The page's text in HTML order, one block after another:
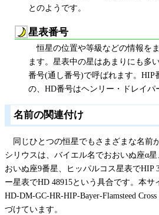
とのようです。
星表番号
恒星の位置や等級などの情報を
ます。星表中の星はあまりにも多
番号(通し番号)で呼ばれます。HIP
の、HD番号はヘンリー・ドレイパ
名前の関連付け
同じひとつの恒星でもさまざまな名前
シリウスは、バイエル名でおおいぬ座α
おいぬ座9番星、ヒッパルコス星表でHIP
ー星表でHD 48915という具合です。本サ
HD-DM-GC-HR-HIP-Bayer-Flamsteed
づけています。